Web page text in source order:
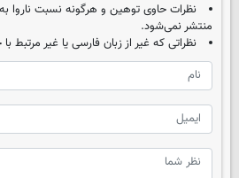
نظرات حاوی توهین و هرگونه نسبت
منتشر نمی‌شود.
نظراتی که غیر از زبان فارسی یا غیر مرتبط